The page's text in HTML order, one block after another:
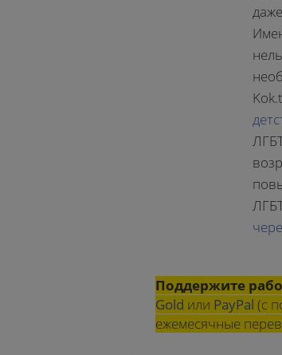
Поддержите
Gold или PayPal (с
ежемесячные